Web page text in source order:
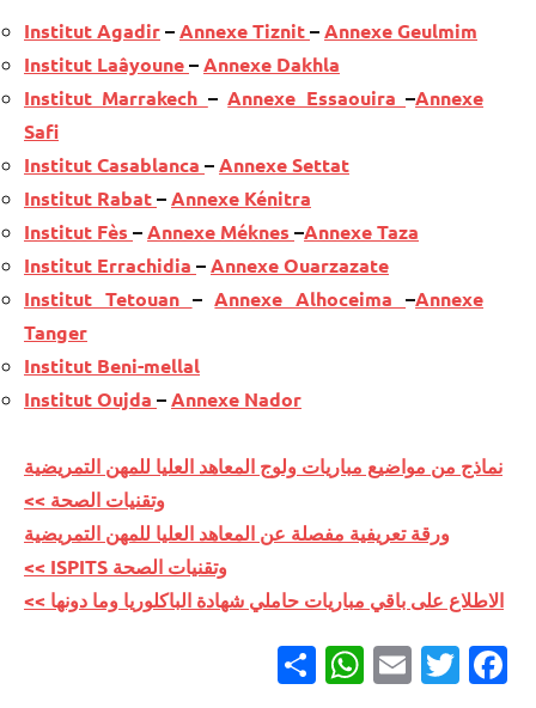
Institut Agadir–Annexe Tiznit–Annexe Geulmim
Institut Laâyoune–Annexe Dakhla​
Institut Marrakech –Annexe Essaouira–Annexe
Safi
​Institut Casablanca –Annexe Settat
​Institut Rabat–Annexe Kénitra
Institut Fès –Annexe Méknes –Annexe Taza
Institut Errachidia –Annexe Ouarzazate
Institut Tetouan –Annexe Alhoceima–Annexe
Tanger
Institut Beni-mellal
Institut Oujda –Annexe Nador
نماذج من مواضيع مباريات ولوج المعاهد العليا للمهن التمريضية
وتقنيات الصحة >>
ورقة تعريفية مفصلة عن المعاهد العليا للمهن التمريضية
وتقنيات الصحة ISPITS >>
الاطلاع على باقي مباريات حاملي شهادة الباكلوريا وما دونها >>
Facebook
Twitter
Email
WhatsApp